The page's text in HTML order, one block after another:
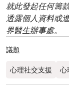
就此發起任何籌
透露個人資料或
界醫生辦事處。
議題
心理社交支援 心